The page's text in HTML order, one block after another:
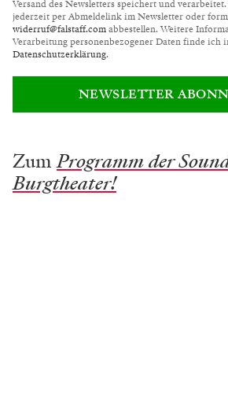
Versand des Newsletters speichert und
jederzeit per Abmeldelink im Newsletter oder
widerruf@falstaff.comabbestellen. Weitere
Verarbeitung personenbezogener Daten finde ich
Datenschutzerklärung.
NEWSLETTER
ZumProgramm der
Burgtheater!